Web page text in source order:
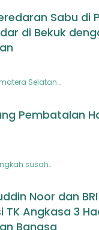
Sabu di
di Bekuk
Selatan…
Pembatalan
susah…
Noor dan
TK Angkasa 3
Bangsa